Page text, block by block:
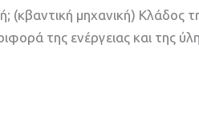
(κβαντική μηχανική) Κλάδος
της ενέργειας και της